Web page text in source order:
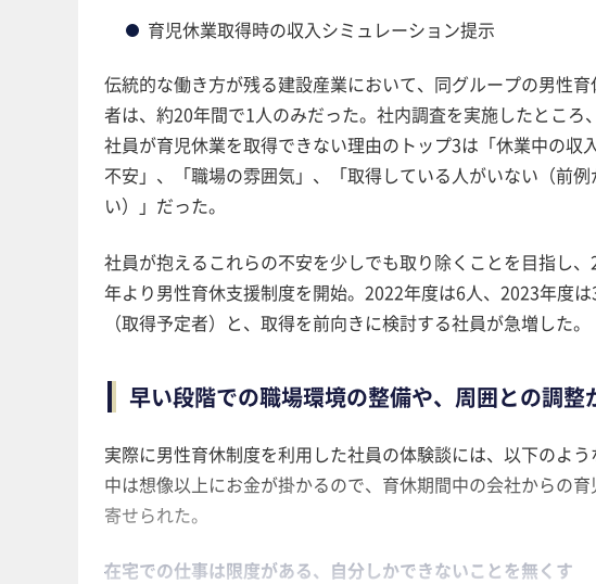
育児休業取得時の収入シミュレーション提示
伝統的な働き方が残る建設産業において、同グループの男性育
者は、約20年間で1人のみだった。社内調査を実施したところ
社員が育児休業を取得できない理由のトップ3は「休業中の収
不安」、「職場の雰囲気」、「取得している人がいない（前例
い）」だった。
社員が抱えるこれらの不安を少しでも取り除くことを目指し、
年より男性育休支援制度を開始。2022年度は6人、2023年度は
（取得予定者）と、取得を前向きに検討する社員が急増した。
早い段階での職場環境の整備や、周囲との調整
実際に男性育休制度を利用した社員の体験談には、以下のよ
中は想像以上にお金が掛かるので、育休期間中の会社からの
寄せられた。
在宅での仕事は限度がある、自分しかできないことを無くす